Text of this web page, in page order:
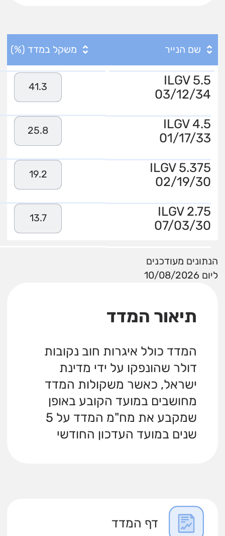
שם הנייר משקל במדד (%)
ILGV 5.5
03/12/34
41.3
ILGV 4.5
01/17/33
25.8
ILGV 5.375
02/19/30
19.2
ILGV 2.75
07/03/30
13.7
הנתונים מעודכנים
ליום 10/08/2026
תיאור המדד
המדד כולל איגרות חוב נקובות
דולר שהונפקו על ידי מדינת
ישראל, כאשר משקולות המדד
מחושבים במועד הקובע באופן
שמקבע את מח"מ המדד על 5
שנים במועד העדכון החודשי
דף המדד